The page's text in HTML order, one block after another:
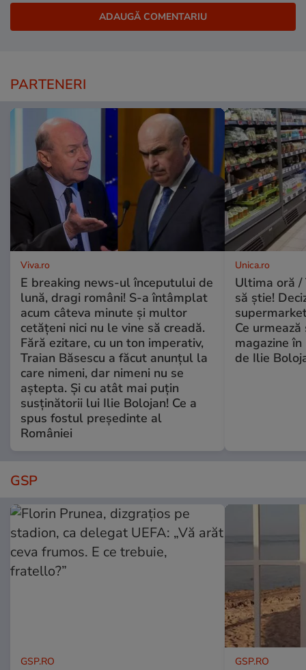
PARTENERI
Viva.ro
E breaking news-ul începutului de
lună, dragi români! S-a întâmplat
acum câteva minute și multor
cetățeni nici nu le vine să creadă.
Fără ezitare, cu un ton imperativ,
Traian Băsescu a făcut anunțul la
care nimeni, dar nimeni nu se
aștepta. Și cu atât mai puțin
susținătorii lui Ilie Bolojan! Ce a
spus fostul președinte al
României
Unica.ro
Ultima oră /
să știe!
Ce
magazine
de Ilie
GSP
GSP.RO GSP.RO